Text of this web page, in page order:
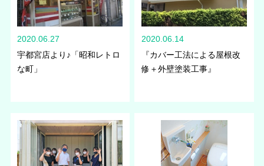
2020.06.27
宇都宮店より♪「昭和レトロ
な町」
2020.06.14
『カバー工法による屋根改
修＋外壁塗装工事』